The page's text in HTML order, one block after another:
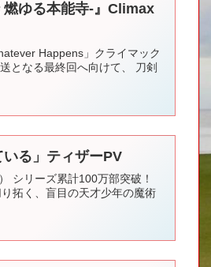
ゆる本能寺-』Climax
Happens」クライマック
となる最終回へ向けて、 刀剣
る」ティザーPV
シリーズ累計100万部突破！
拓く、盲目の天才少年の魔術